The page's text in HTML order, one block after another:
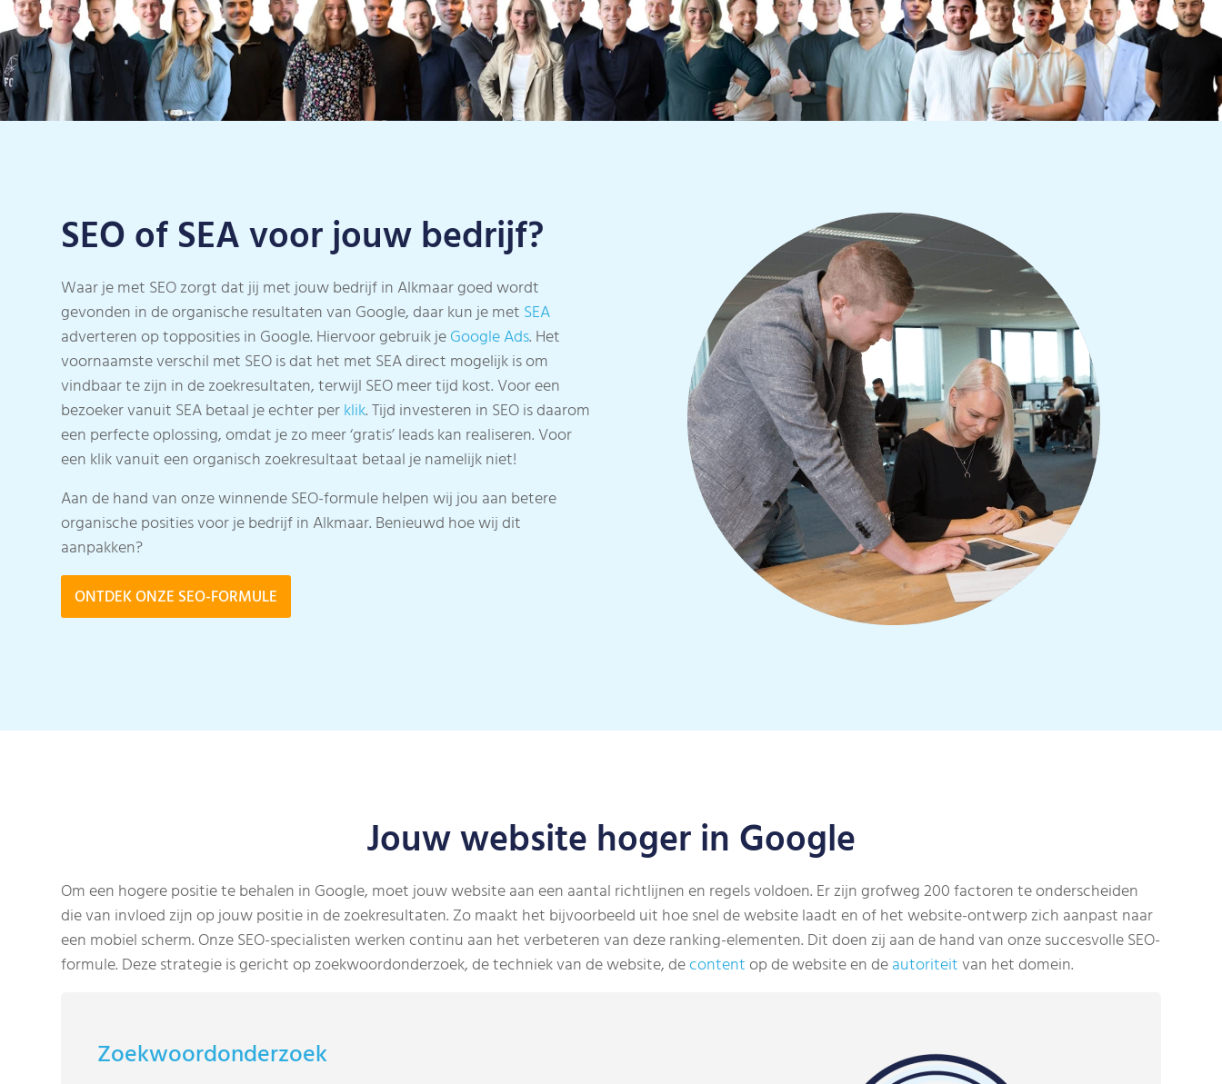
SEO of SEA voor jouw bedrijf?
Waar je met SEO zorgt dat jij met jouw bedrijf in Alkmaar goed wordt
gevonden in de organische resultaten van Google, daar kun je met SEA
adverteren op topposities in Google. Hiervoor gebruik jeGoogle Ads. Het
voornaamste verschil met SEO is dat het met SEA direct mogelijk is om
vindbaar te zijn in de zoekresultaten, terwijl SEO meer tijd kost. Voor een
bezoeker vanuit SEA betaal je echter perklik. Tijd investeren in SEO is daarom
een perfecte oplossing, omdat je zo meer ‘gratis’ leads kan realiseren. Voor
een klik vanuit een organisch zoekresultaat betaal je namelijk niet!
Aan de hand van onze winnende SEO-formule helpen wij jou aan betere
organische posities voor je bedrijf in Alkmaar. Benieuwd hoe wij dit
aanpakken?
ONTDEK ONZE SEO-FORMULE
Jouw website hoger in Google
Om een hogere positie te behalen in Google, moet jouw website aan een aantal richtlijnen en regels voldoen. Er zijn grofweg 200 factoren te onderscheiden
die van invloed zijn op jouw positie in de zoekresultaten. Zo maakt het bijvoorbeeld uit hoe snel de website laadt en of het website-ontwerp zich aanpast naar
een mobiel scherm. Onze SEO-specialisten werken continu aan het verbeteren van deze ranking-elementen. Dit doen zij aan de hand van onze succesvolle SEO-
formule. Deze strategie is gericht op zoekwoordonderzoek, de techniek van de website, decontentop de website en deautoriteitvan het domein.
Zoekwoordonderzoek